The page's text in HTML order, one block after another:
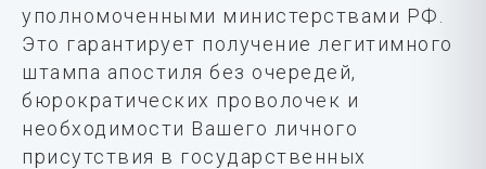
уполномоченными министерствами РФ.
Это гарантирует получение легитимного
штампа апостиля без очередей,
бюрократических проволочек и
необходимости Вашего личного
присутствия в государственных